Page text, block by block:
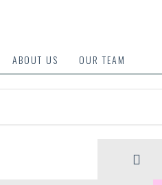
ABOUT US OUR TEAM